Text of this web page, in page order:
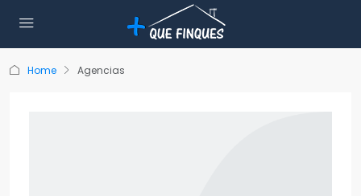
Home Agencias